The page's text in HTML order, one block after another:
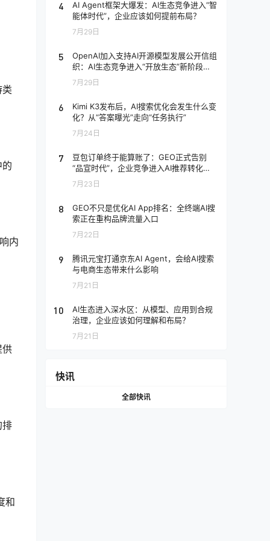
内
供
排
和
4
AI Agent框架大爆发：AI生态竞争进入“智
能体时代”，企业应该如何提前布局？
7月29日
5
OpenAI加入支持AI开源模型发展公开信组
织：AI生态竞争进入“开放生态”新阶段，
企业应该如何应对？
7月29日
6
Kimi K3发布后，AI搜索优化会发生什么变
化？从“答案曝光”走向“任务执行”
7月24日
7
豆包订单终于能算账了：GEO正式告别
“品宣时代”，企业竞争进入AI推荐转化阶
段
7月23日
8
GEO不只是优化AI App排名：全终端AI搜
索正在重构品牌流量入口
7月22日
9
腾讯元宝打通京东AI Agent，会给AI搜索
与电商生态带来什么影响
7月21日
10
AI生态进入深水区：从模型、应用到合规
治理，企业应该如何理解和布局？
7月21日
快讯
全部快讯